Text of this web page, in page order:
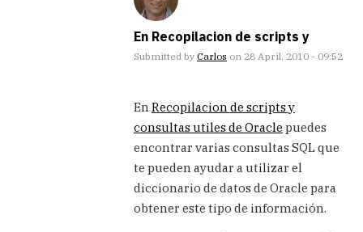
Carlos
En Recopilacion de scripts y
Submitted by Carlos on 28 April, 2010 - 09:52
reply
hola
me
pueden
ayudar
un
EnRecopilacion de scripts y
consultas utiles de Oracle puedes
encontrar varias consultas SQL que
te pueden ayudar a utilizar el
diccionario de datos de Oracle para
obtener este tipo de información.